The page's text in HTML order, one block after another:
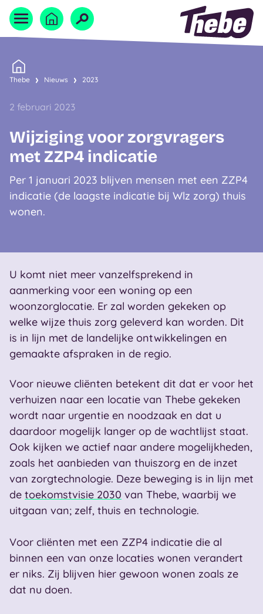
Home
Naar homepage
Thebe Nieuws 2023
2 februari 2023
Wijziging voor zorgvragers
met ZZP4 indicatie
Per 1 januari 2023 blijven mensen met een ZZP4
indicatie (de laagste indicatie bij Wlz zorg) thuis
wonen.
U komt niet meer vanzelfsprekend in
aanmerking voor een woning op een
woonzorglocatie. Er zal worden gekeken op
welke wijze thuis zorg geleverd kan worden. Dit
is in lijn met de landelijke ontwikkelingen en
gemaakte afspraken in de regio.
Voor nieuwe cliënten betekent dit dat er voor het
verhuizen naar een locatie van Thebe gekeken
wordt naar urgentie en noodzaak en dat u
daardoor mogelijk langer op de wachtlijst staat.
Ook kijken we actief naar andere mogelijkheden,
zoals het aanbieden van thuiszorg en de inzet
van zorgtechnologie. Deze beweging is in lijn met
de toekomstvisie 2030 van Thebe, waarbij we
uitgaan van; zelf, thuis en technologie.
Voor cliënten met een ZZP4 indicatie die al
binnen een van onze locaties wonen verandert
er niks. Zij blijven hier gewoon wonen zoals ze
dat nu doen.